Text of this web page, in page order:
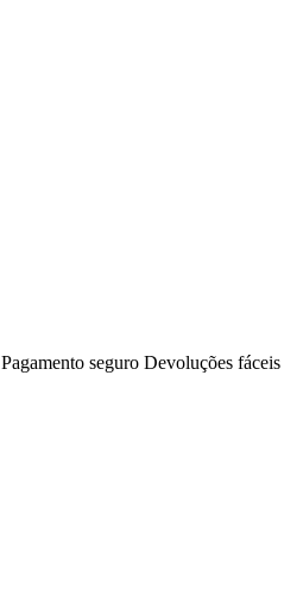
Pagamento seguro Devoluções fáceis